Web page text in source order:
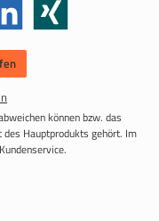
Xing
können bzw. das
Hauptprodukts gehört. Im